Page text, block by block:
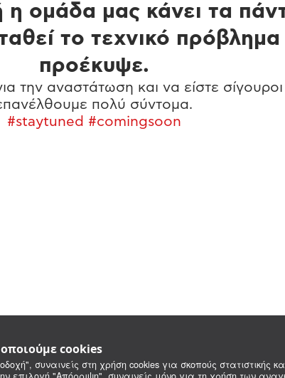
cookies
συναινείς στη χρήση cookies για σκοπούς στατιστικής
η ομάδα μας κάνει τα
το τεχνικό
προέκυψε.
την αναστάτωση και να είστε σίγουροι
πολύ σύντομα.
#staytuned #comingsoon